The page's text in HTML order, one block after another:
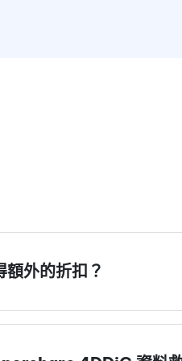
額外的折扣？